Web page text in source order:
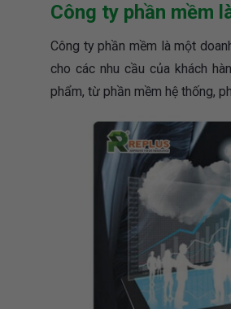
Công ty phần mềm
Công ty phần mềm là một
cho các nhu cầu của khách
phẩm, từ phần mềm hệ thống,